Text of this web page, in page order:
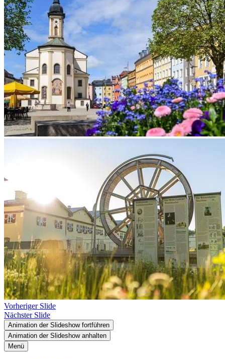
Vorheriger Slide
Nächster Slide
Animation der Slideshow fortführen
Animation der Slideshow anhalten
Menü